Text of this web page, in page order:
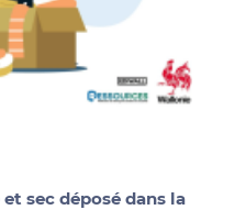
sec déposé dans la